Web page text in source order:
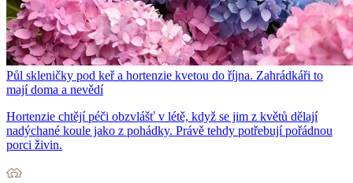
Půl skleničky pod keř a hortenzie kvetou do října. Zahrádkáři to
mají doma a nevědí
Hortenzie chtějí péči obzvlášť v létě, když se jim z květů dělají
nadýchané koule jako z pohádky. Právě tehdy potřebují pořádnou
porci živin.